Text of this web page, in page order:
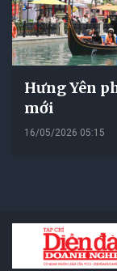
Hưng Yên
mới
16/05/2026 05:15